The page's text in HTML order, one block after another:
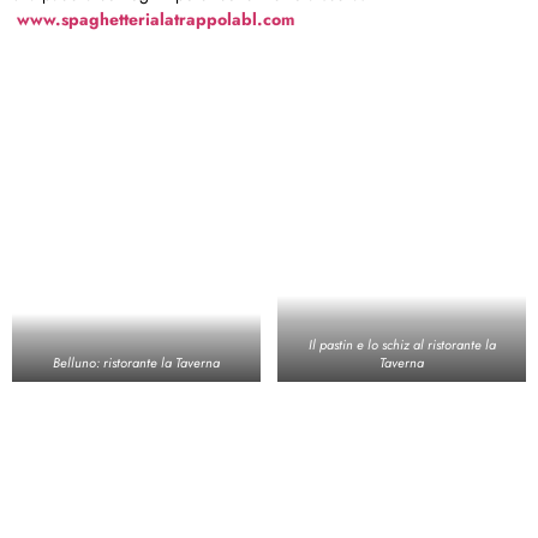
www.spaghetterialatrappolabl.com
Belluno: ristorante la Taverna
Il pastin e lo schiz al ristorante la
Taverna